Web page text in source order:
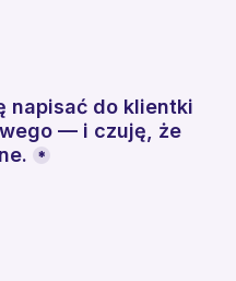
napisać do klientki
— i czuję, że
*